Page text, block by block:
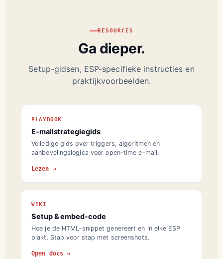
RESOURCES
Ga dieper.
Setup-gidsen, ESP-specifieke instructies en
praktijkvoorbeelden.
PLAYBOOK
E-mailstrategiegids
Volledige gids over triggers, algoritmen en
aanbevelingslogica voor open-time e-mail.
Lezen →
WIKI
Setup & embed-code
Hoe je de HTML-snippet genereert en in elke ESP
plakt. Stap voor stap met screenshots.
Open docs →